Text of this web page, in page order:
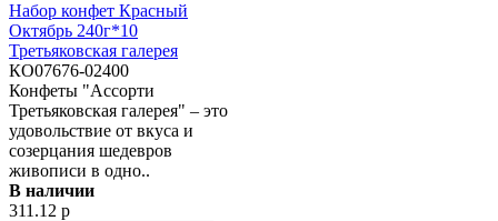
Набор конфет Красный
Октябрь 240г*10
Третьяковская галерея
КО07676-02400
Конфеты "Ассорти
Третьяковская галерея" – это
удовольствие от вкуса и
созерцания шедевров
живописи в одно..
В наличии
311.12 р